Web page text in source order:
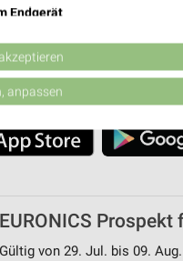
EURONICS
Gültig von 29. Jul. bis 09. Aug.
Endgerät
anpassen